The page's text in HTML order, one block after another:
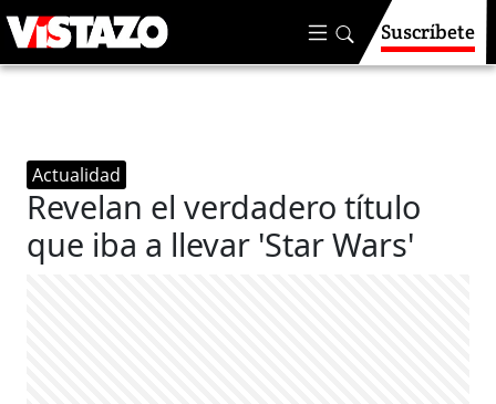
Suscríbete
Actualidad
Revelan el verdadero título
que iba a llevar 'Star Wars'